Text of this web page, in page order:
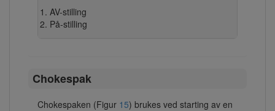
AV-stilling
På-stilling
Chokespak
Chokespaken (Figur 15) brukes ved starting av en